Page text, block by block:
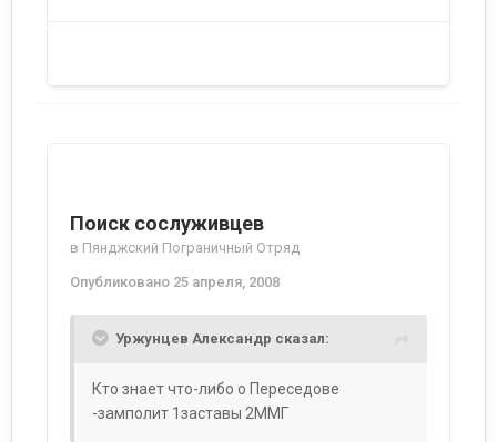
Поиск сослуживцев
в Пянджский Пограничный Отряд
Опубликовано 25 апреля, 2008
Уржунцев Александр сказал:
Кто знает что-либо о Переседове
-замполит 1заставы 2ММГ